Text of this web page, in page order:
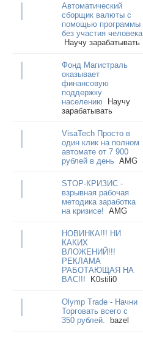
Автоматический
сборщик валюты с
помощью программы
без участия человека
Научу зарабатывать
Фонд Магистраль
оказывает
финансовую
поддержку
населению
Научу
зарабатывать
VisaTech Просто в
один клик на полном
автомате от 7 900
рублей в день AMG
STOP-КРИЗИС -
взрывная рабочая
методика заработка
на кризисе! AMG
НОВИНКА!!! НИ
КАКИХ
ВЛОЖЕНИЙ!!!
РЕКЛАМА
РАБОТАЮЩАЯ НА
ВАС!!!
K0stili0
Olymp Trade - Начни
Торговать всего с
350 рублей.
bazel